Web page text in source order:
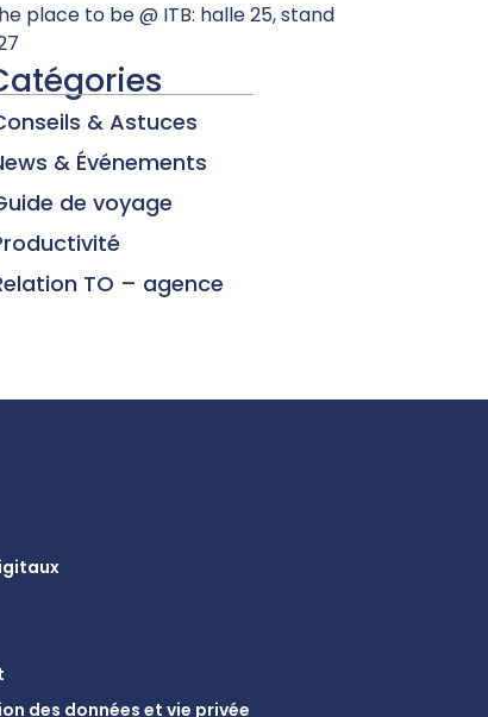
place to be @ ITB: halle 25, stand
& Astuces
& Événements
de voyage
TO – agence
des données et vie privée